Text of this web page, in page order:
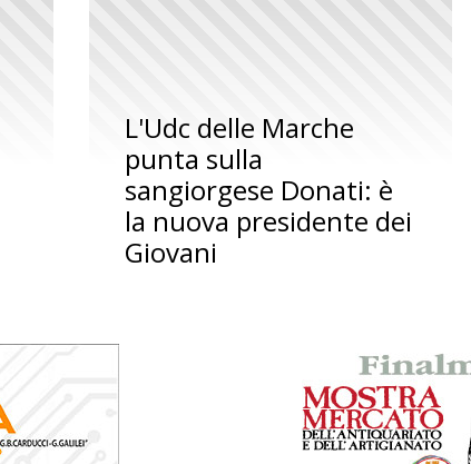
L'Udc delle Marche
punta sulla
sangiorgese Donati: è
la nuova presidente dei
Giovani